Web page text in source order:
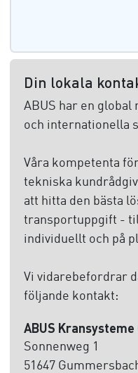
Din lokala
ABUS har en global
och internationella
Våra kompetenta
tekniska
att hitta den bästa
transportuppgift -
individuellt och på
Vi vidarebefordrar
följande kontakt:
ABUS Kransysteme
Sonnenweg 1
51647